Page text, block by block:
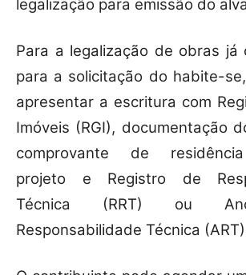
legalização para emissão do
Para a legalização de obras já
para a solicitação do habite-
apresentar a escritura com
Imóveis (RGI), documentação
comprovante de
projeto e Registro de
Técnica (RRT) ou
Responsabilidade Técnica